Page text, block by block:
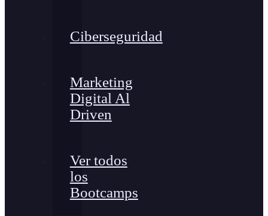
Ciberseguridad
Marketing
Digital Al
Driven
Ver todos
los
Bootcamps